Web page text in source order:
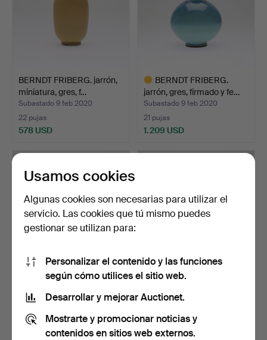
BERNDT FRIBERG. jarrón,
miniatura, gres, f…
Subastado 9 feb 2020
22 pujas
578 USD
BERNDT FRIBERG.
jarrón, gres, firmado y fe…
Subastado 9 feb 2020
21 pujas
1.209 USD
BERNDT FRIBERG. jarrón,
miniatura, gres, f…
Subastado 9 feb 2020
8 pujas
170 USD
BERNDT FRIBERG.
cuenco, gres, firmado y fe…
5 pujas
158 USD
Usamos cookies
Algunas cookies son necesarias para utilizar el
servicio. Las cookies que tú mismo puedes
gestionar se utilizan para:
Personalizar el contenido y las funciones
según cómo utilices el sitio web.
Desarrollar y mejorar Auctionet.
Mostrarte y promocionar noticias y
contenidos en sitios web externos.